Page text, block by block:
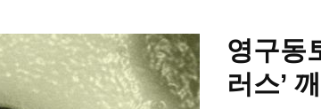
영구동
러스’